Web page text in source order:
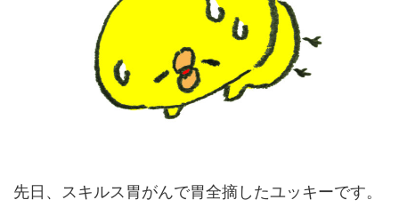
先日、スキルス胃がんで胃全摘したユッキーです。